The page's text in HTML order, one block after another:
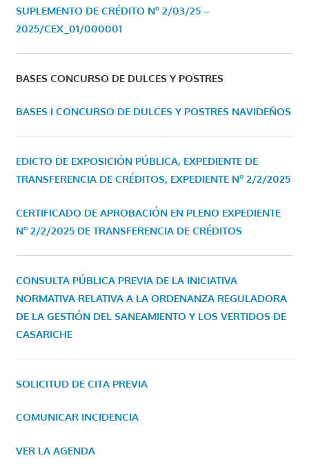
SUPLEMENTO DE CRÉDITO Nº 2/03/25 –
2025/CEX_01/000001
BASES CONCURSO DE DULCES Y POSTRES
BASES I CONCURSO DE DULCES Y POSTRES NAVIDEÑOS
EDICTO DE EXPOSICIÓN PÚBLICA, EXPEDIENTE DE
TRANSFERENCIA DE CRÉDITOS, EXPEDIENTE Nº 2/2/2025
CERTIFICADO DE APROBACIÓN EN PLENO EXPEDIENTE
Nº 2/2/2025 DE TRANSFERENCIA DE CRÉDITOS
CONSULTA PÚBLICA PREVIA DE LA INICIATIVA
NORMATIVA RELATIVA A LA ORDENANZA REGULADORA
DE LA GESTIÓN DEL SANEAMIENTO Y LOS VERTIDOS DE
CASARICHE
SOLICITUD DE CITA PREVIA
COMUNICAR INCIDENCIA
VER LA AGENDA